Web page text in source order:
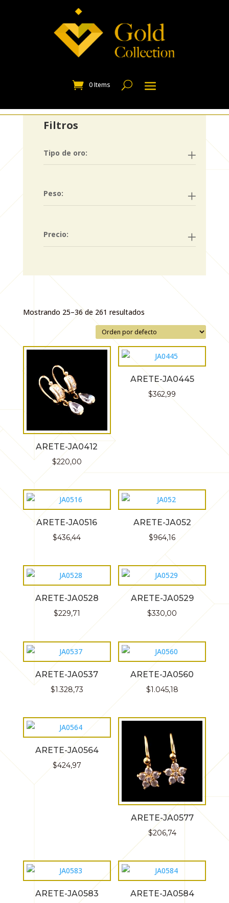
0 Items
Filtros
Tipo de oro:
Peso:
Precio:
Mostrando 25–36 de 261 resultados
ARETE-JA0412
$220,00
ARETE-JA0445
$362,99
ARETE-JA0516
$436,44
ARETE-JA052
$964,16
ARETE-JA0528
$229,71
ARETE-JA0529
$330,00
ARETE-JA0537
$1.328,73
ARETE-JA0560
$1.045,18
ARETE-JA0564
$424,97
ARETE-JA0577
$206,74
ARETE-JA0583 ARETE-JA0584